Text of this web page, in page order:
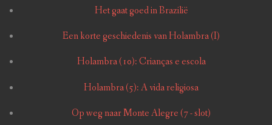
Het gaat goed in Brazilië
Een korte geschiedenis van Holambra (I)
Holambra (10): Crianças e escola
Holambra (5): A vida religiosa
Op weg naar Monte Alegre (7 - slot)